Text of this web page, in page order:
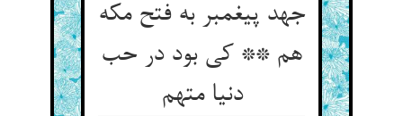
جهد پیغمبر به فتح مکه
هم ** کی بود در حب
دنیا متهم‌‌